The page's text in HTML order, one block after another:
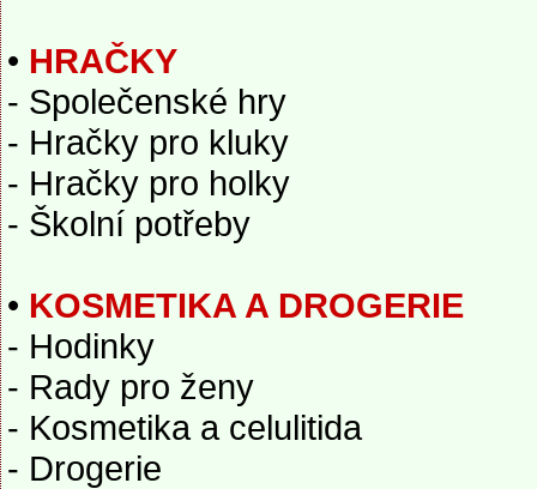
• HRAČKY
- Společenské hry
- Hračky pro kluky
- Hračky pro holky
- Školní potřeby
• KOSMETIKA A DROGERIE
- Hodinky
- Rady pro ženy
- Kosmetika a celulitida
- Drogerie